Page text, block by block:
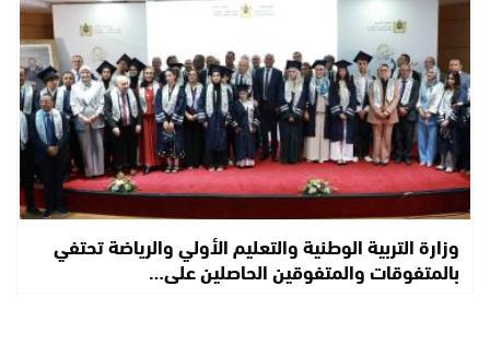
وزارة التربية الوطنية والتعليم الأولي والرياضة تحتفي
بالمتفوقات والمتفوقين الحاصلين على…